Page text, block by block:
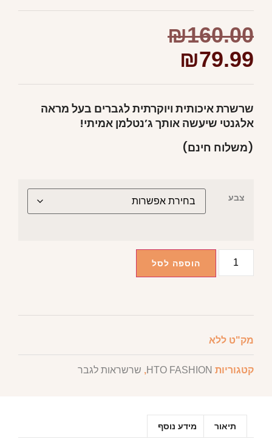
₪160.00
₪79.99
שרשרת איכותית ויוקרתית לגברים בעל מראה
אלגנטי שיעשה אותך ג’נטלמן אמיתי!
(משלוח חינם)
צבע
הוספה לסל
מק"ט ללא
קטגוריות HTO FASHION
, שרשראות לגבר
תיאור מידע נוסף